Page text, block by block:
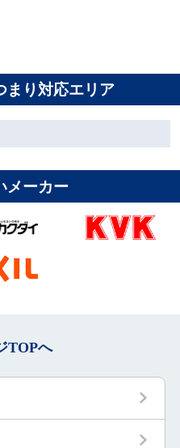
まり対応エリア
メーカー
TOPへ